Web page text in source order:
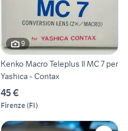
9
Kenko Macro Teleplus II MC 7 per
Yashica - Contax
45 €
Firenze(FI)